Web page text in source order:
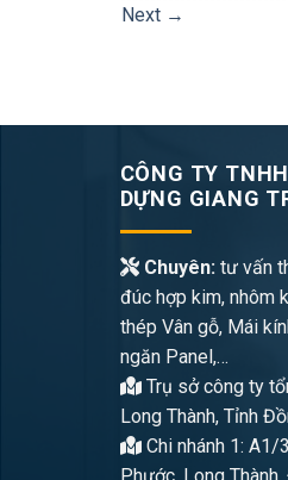
Next →
CÔNG TY
DỰNG GIANG
Chuyên:tư vấn
đúc hợp kim, nhôm
thép Vân gỗ, Mái
ngăn Panel,…
Trụ sở công ty
Long Thành, Tỉnh
Chi nhánh 1: A1/